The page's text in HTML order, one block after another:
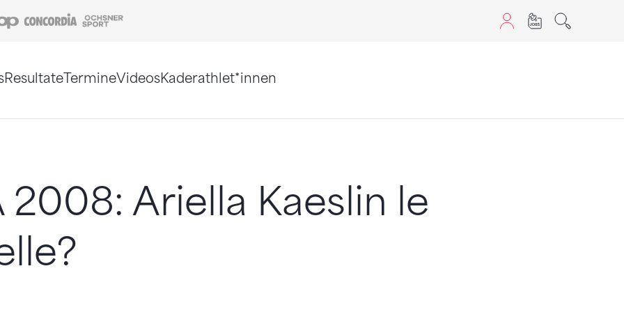
Coop Concordia
ResultateTermineVideosKaderathlet*innen
2008: Ariella Kaeslin le